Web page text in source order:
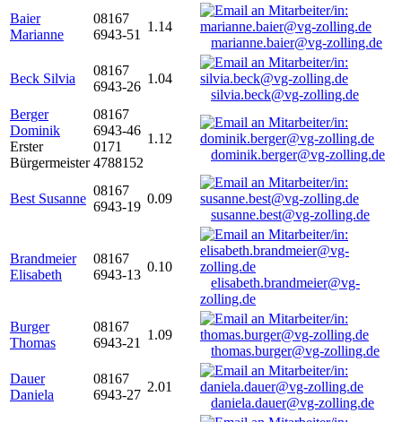
Baier
Marianne
08167
6943-51
1.14
marianne.baier@vg-zolling.de
Beck Silvia
08167
6943-26
1.04
silvia.beck@vg-zolling.de
Berger
Dominik
Erster
Bürgermeister
08167
6943-46
0171
4788152
1.12
dominik.berger@vg-zolling.de
Best Susanne
08167
6943-19
0.09
susanne.best@vg-zolling.de
Brandmeier
Elisabeth
08167
6943-13
0.10
elisabeth.brandmeier@vg-
zolling.de
Burger
Thomas
08167
6943-21
1.09
thomas.burger@vg-zolling.de
Dauer
Daniela
08167
6943-27
2.01
daniela.dauer@vg-zolling.de